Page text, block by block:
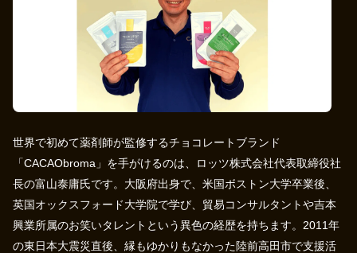
世界で初めて薬剤師が監修するチョコレートブランド
「CACAObroma」を手がけるのは、ロッツ株式会社代表取締役社
長の富山泰庸氏です。大阪府出身で、米国ボストン大学卒業後、
英国オックスフォード大学院で学び、貿易コンサルタントや吉本
興業所属のお笑いタレントという異色の経歴を持ちます。2011年
の東日本大震災直後、縁もゆかりもなかった陸前高田市で支援活